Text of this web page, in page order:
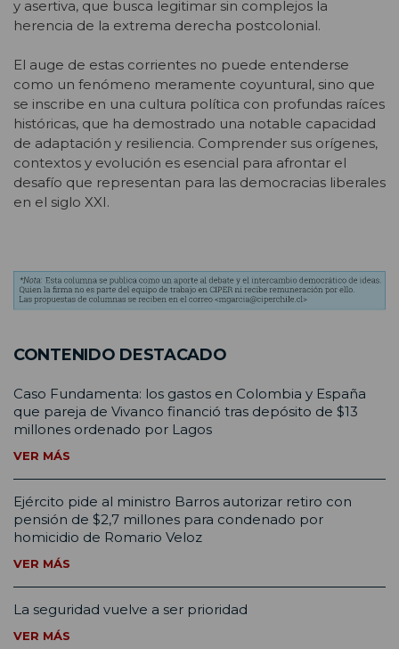
y asertiva, que busca legitimar sin complejos la
herencia de la extrema derecha postcolonial.
El auge de estas corrientes no puede entenderse
como un fenómeno meramente coyuntural, sino que
se inscribe en una cultura política con profundas raíces
históricas, que ha demostrado una notable capacidad
de adaptación y resiliencia. Comprender sus orígenes,
contextos y evolución es esencial para afrontar el
desafío que representan para las democracias liberales
en el siglo XXI.
CONTENIDO DESTACADO
Caso Fundamenta: los gastos en Colombia y España
que pareja de Vivanco financió tras depósito de $13
millones ordenado por Lagos
VER MÁS
Ejército pide al ministro Barros autorizar retiro con
pensión de $2,7 millones para condenado por
homicidio de Romario Veloz
VER MÁS
La seguridad vuelve a ser prioridad
VER MÁS